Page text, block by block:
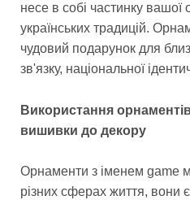
несе в собі частинку вашої
українських традицій.
чудовий подарунок для
зв'язку, національної
Використання
вишивки до декору
Орнаменти з іменем game
різних сферах життя, вони